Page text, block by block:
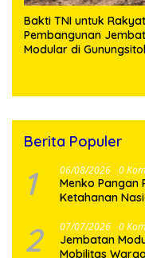
Bakti TNI untuk
Pembangunan
Modular di
Berita Populer
1 06/08/2026 0
Menko Pangan
Ketahanan
2 07/07/2026 0
Jembatan
Mobilitas